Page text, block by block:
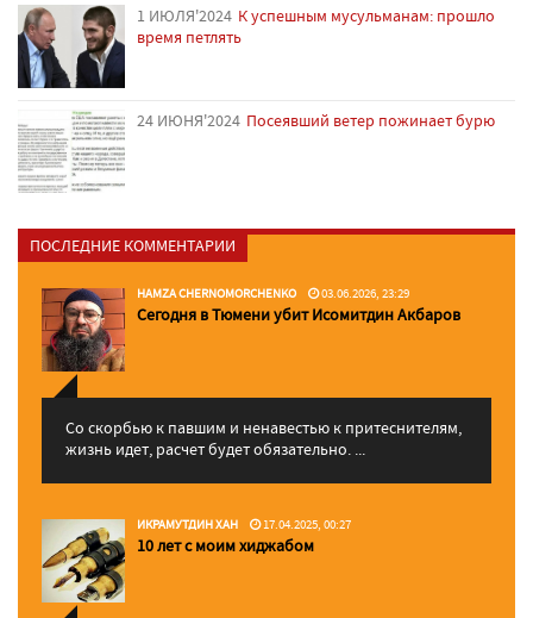
1 ИЮЛЯ'2024 К успешным мусульманам: прошло
время петлять
24 ИЮНЯ'2024 Посеявший ветер пожинает бурю
ПОСЛЕДНИЕ КОММЕНТАРИИ
HAMZA CHERNOMORCHENKO 03.06.2026, 23:29
Сегодня в Тюмени убит Исомитдин Акбаров
Со скорбью к павшим и ненавестью к притеснителям,
жизнь идет, расчет будет обязательно. ...
ИКРАМУТДИН ХАН 17.04.2025, 00:27
10 лет с моим хиджабом